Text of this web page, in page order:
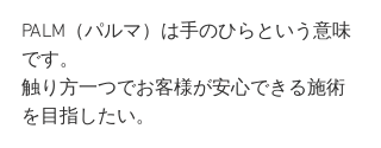
PALM（パルマ）は手のひらという意味
です。
触り方一つでお客様が安心できる施術
を目指したい。